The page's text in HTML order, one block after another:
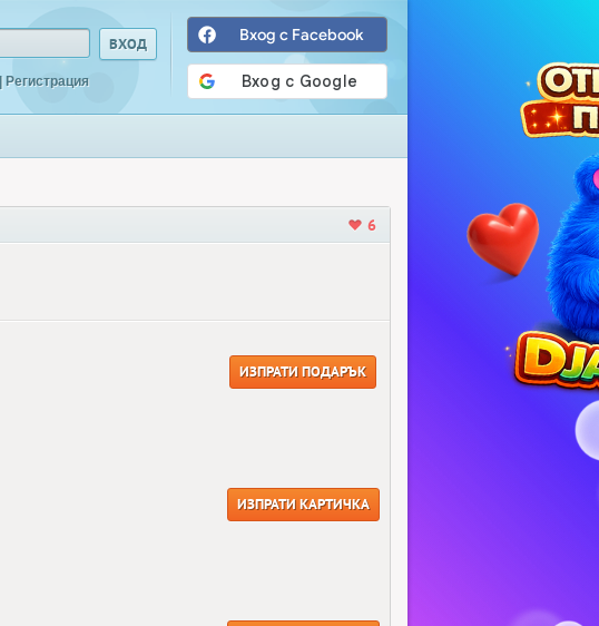
| Регистрация
Вход с Facebook
6
ИЗПРАТИ ПОДАРЪК
ИЗПРАТИ КАРТИЧКА